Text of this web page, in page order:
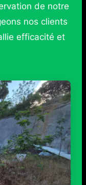
de notre
nos clients
efficacité et